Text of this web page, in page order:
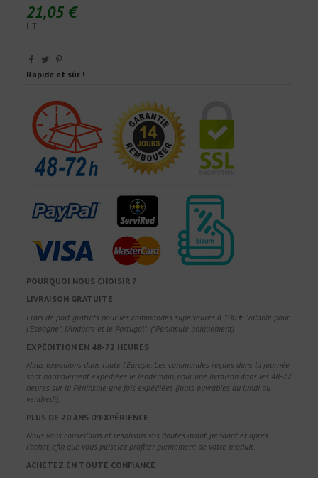
21,05 €
HT
Rapide et sûr !
POURQUOI NOUS CHOISIR ?
LIVRAISON GRATUITE
Frais de port gratuits pour les commandes supérieures à 100 €. Valable pour
l'Espagne*, l'Andorre et le Portugal*. (*Péninsule uniquement)
EXPÉDITION EN 48-72 HEURES
Nous expédions dans toute l'Europe. Les commandes reçues dans la journée
sont normalement expédiées le lendemain, pour une livraison dans les 48-72
heures sur la Péninsule une fois expédiées (jours ouvrables du lundi au
vendredi).
PLUS DE 20 ANS D'EXPÉRIENCE
Nous vous conseillons et résolvons vos doutes avant, pendant et après
l'achat, afin que vous puissiez profiter pleinement de votre produit.
ACHETEZ EN TOUTE CONFIANCE